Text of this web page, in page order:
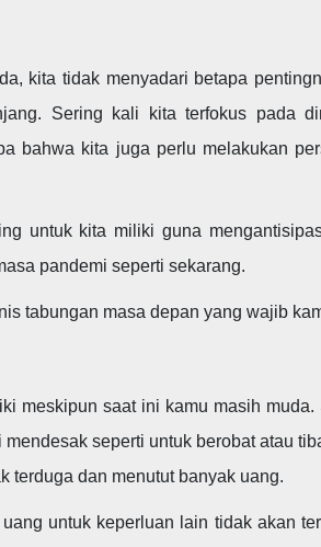
kita tidak menyadari betapa
Sering kali kita terfokus pada
bahwa kita juga perlu melakukan
untuk kita miliki guna
pandemi seperti sekarang.
tabungan masa depan yang wajib
meskipun saat ini kamu masih muda.
seperti untuk berobat atau
terduga dan menutut banyak uang.
untuk keperluan lain tidak akan